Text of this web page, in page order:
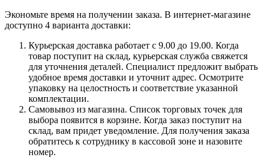
Экономьте время на получении заказа. В интернет-магазине
доступно 4 варианта доставки:
Курьерская доставка работает с 9.00 до 19.00. Когда
товар поступит на склад, курьерская служба свяжется
для уточнения деталей. Специалист предложит выбрать
удобное время доставки и уточнит адрес. Осмотрите
упаковку на целостность и соответствие указанной
комплектации.
Самовывоз из магазина. Список торговых точек для
выбора появится в корзине. Когда заказ поступит на
склад, вам придет уведомление. Для получения заказа
обратитесь к сотруднику в кассовой зоне и назовите
номер.